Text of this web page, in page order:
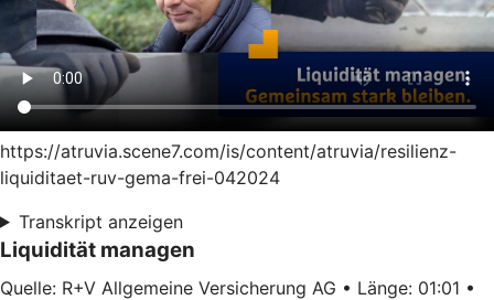
https://atruvia.scene7.com/is/content/atruvia/resilienz-
liquiditaet-ruv-gema-frei-042024
Transkript anzeigen
Liquidität managen
Quelle: R+V Allgemeine Versicherung AG • Länge: 01:01 •